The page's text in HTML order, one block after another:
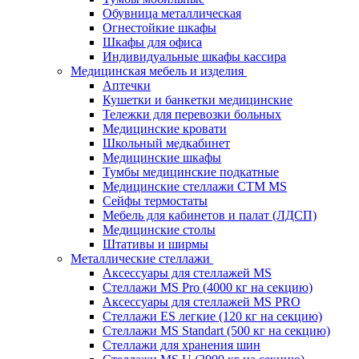
Обувница металлическая
Огнестойкие шкафы
Шкафы для офиса
Индивидуальные шкафы кассира
Медицинская мебель и изделия
Аптечки
Кушетки и банкетки медицинские
Тележки для перевозки больных
Медицинские кровати
Школьный медкабинет
Медицинские шкафы
Тумбы медицинские подкатные
Медицинские стеллажи CTM MS
Сейфы термостаты
Мебель для кабинетов и палат (ЛДСП)
Медицинские столы
Штативы и ширмы
Металлические стеллажи
Аксессуары для стеллажей MS
Стеллажи MS Pro (4000 кг на секцию)
Аксессуары для стеллажей MS PRO
Стеллажи ES легкие (120 кг на секцию)
Стеллажи MS Standart (500 кг на секцию)
Стеллажи для хранения шин